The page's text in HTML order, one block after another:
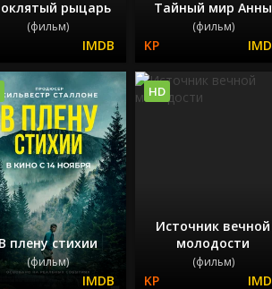
рыцарь
(фильм)
Тайный мир Анны
(фильм)
плену стихии
(фильм)
Источник вечной
молодости
(фильм)
HD